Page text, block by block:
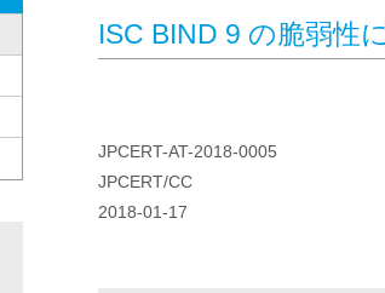
ISC BIND 9 の脆弱性
JPCERT-AT-2018-0005
JPCERT/CC
2018-01-17